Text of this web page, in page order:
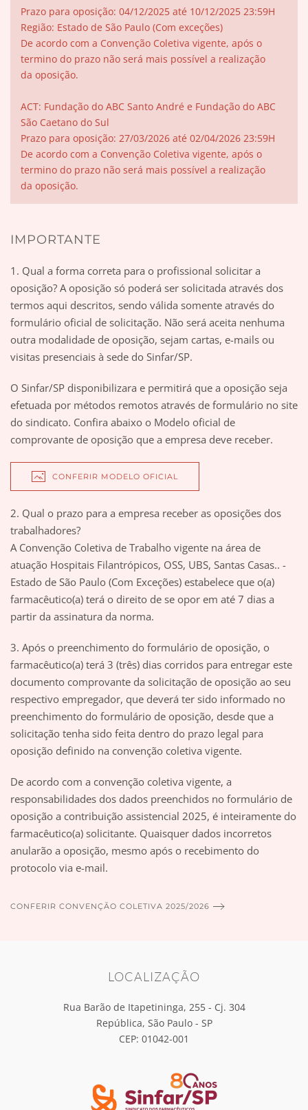
Prazo para oposição: 04/12/2025 até 10/12/2025 23:59H
Região: Estado de São Paulo (Com exceções)
De acordo com a Convenção Coletiva vigente, após o
termino do prazo não será mais possível a realização
da oposição.
ACT: Fundação do ABC Santo André e Fundação do ABC
São Caetano do Sul
Prazo para oposição: 27/03/2026 até 02/04/2026 23:59H
De acordo com a Convenção Coletiva vigente, após o
termino do prazo não será mais possível a realização
da oposição.
IMPORTANTE
1. Qual a forma correta para o profissional solicitar a
oposição? A oposição só poderá ser solicitada através dos
termos aqui descritos, sendo válida somente através do
formulário oficial de solicitação. Não será aceita nenhuma
outra modalidade de oposição, sejam cartas, e-mails ou
visitas presenciais à sede do Sinfar/SP.
O Sinfar/SP disponibilizara e permitirá que a oposição seja
efetuada por métodos remotos através de formulário no site
do sindicato. Confira abaixo o Modelo oficial de
comprovante de oposição que a empresa deve receber.
CONFERIR MODELO OFICIAL
2. Qual o prazo para a empresa receber as oposições dos
trabalhadores?
A Convenção Coletiva de Trabalho vigente na área de
atuação Hospitais Filantrópicos, OSS, UBS, Santas Casas.. -
Estado de São Paulo (Com Exceções) estabelece que o(a)
farmacêutico(a) terá o direito de se opor em até 7 dias a
partir da assinatura da norma.
3. Após o preenchimento do formulário de oposição, o
farmacêutico(a) terá 3 (três) dias corridos para entregar este
documento comprovante da solicitação de oposição ao seu
respectivo empregador, que deverá ter sido informado no
preenchimento do formulário de oposição, desde que a
solicitação tenha sido feita dentro do prazo legal para
oposição definido na convenção coletiva vigente.
De acordo com a convenção coletiva vigente, a
responsabilidades dos dados preenchidos no formulário de
oposição a contribuição assistencial 2025, é inteiramente do
farmacêutico(a) solicitante. Quaisquer dados incorretos
anularão a oposição, mesmo após o recebimento do
protocolo via e-mail.
CONFERIR CONVENÇÃO COLETIVA 2025/2026
LOCALIZAÇÃO
Rua Barão de Itapetininga, 255 - Cj. 304
República, São Paulo - SP
CEP: 01042-001